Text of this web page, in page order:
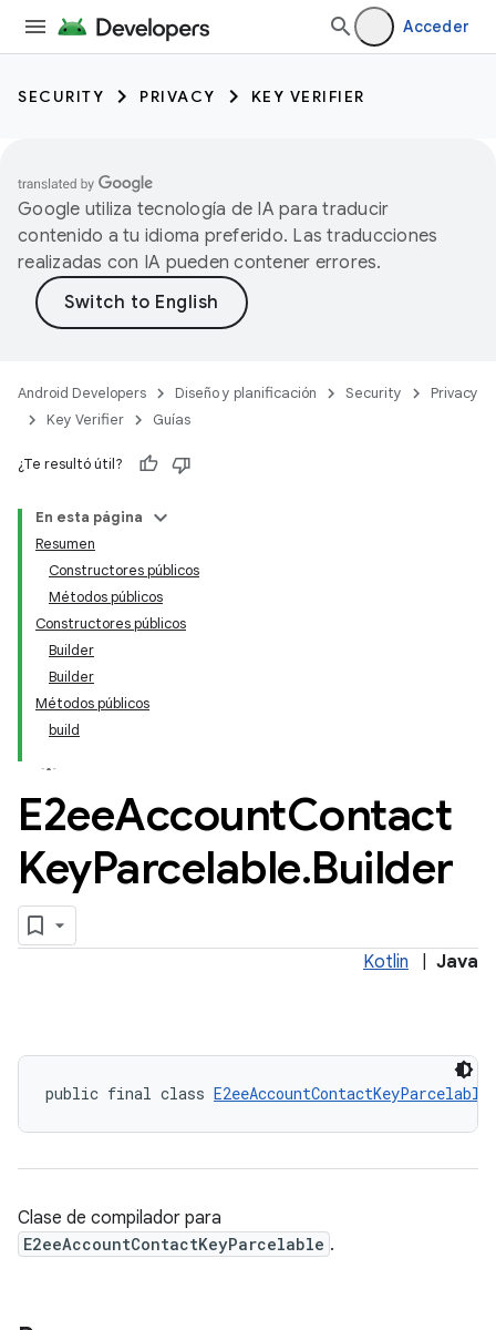
Acceder
SECURITY PRIVACY KEY VERIFIER
Google utiliza tecnología de IA para traducir
contenido a tu idioma preferido. Las traducciones
realizadas con IA pueden contener errores.
Android Developers Diseño y planificación Security
Privacy
Key Verifier
Guías
¿Te resultó útil?
En esta página
Resumen
Constructores públicos
Métodos públicos
Constructores públicos
Builder
Builder
Métodos públicos
build
E2eeAccountContact
KeyParcelable.Builder
Kotlin Java
public final class
Clase de compilador para
E2eeAccountContactKeyParcelable .